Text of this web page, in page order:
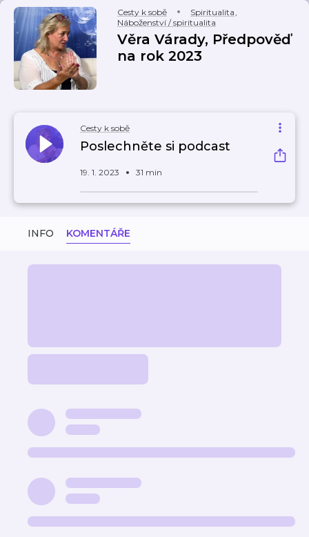
Cesty k sobě Spiritualita,
Náboženství / spiritualita
Věra Várady, Předpověď
na rok 2023
Cesty k sobě
Poslechněte si podcast
19. 1. 2023 31 min
INFO KOMENTÁŘE